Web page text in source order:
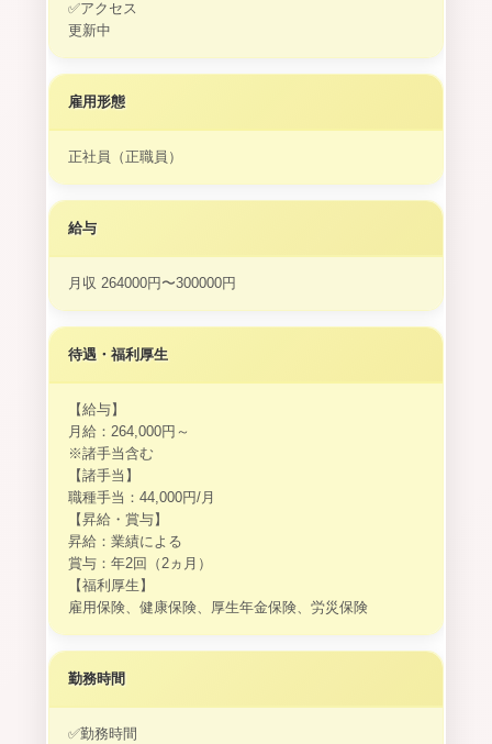
✅アクセス
更新中
雇用形態
正社員（正職員）
給与
月収 264000円〜300000円
待遇・福利厚生
【給与】
月給：264,000円～
※諸手当含む
【諸手当】
職種手当：44,000円/月
【昇給・賞与】
昇給：業績による
賞与：年2回（2ヵ月）
【福利厚生】
雇用保険、健康保険、厚生年金保険、労災保険
勤務時間
✅勤務時間